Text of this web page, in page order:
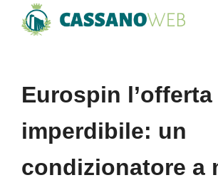
Eurospin l’offerta
imperdibile: un
condizionatore a